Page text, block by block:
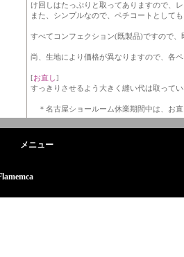
け回しはたっぷりと取ってありますので、
また、シンプルなので、ペチコートとして
すべてコンフェクション(既製品)ですので
尚、生地により価格が異なりますので、各
[お直し]
すっきりさせるよう大きく縫い代は取って
＊名古屋ショールーム休業期間中は、お
メニュー